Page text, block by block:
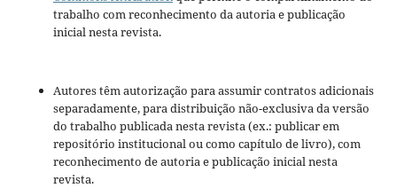
trabalho com reconhecimento da autoria e publicação
inicial nesta revista.
Autores têm autorização para assumir contratos adicionais
separadamente, para distribuição não-exclusiva da versão
do trabalho publicada nesta revista (ex.: publicar em
repositório institucional ou como capítulo de livro), com
reconhecimento de autoria e publicação inicial nesta
revista.